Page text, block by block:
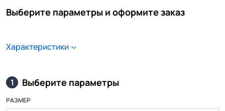
Выберите параметры и оформите заказ
Характеристики
1 Выберите параметры
РАЗМЕР